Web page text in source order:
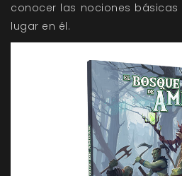
conocer las nociones
lugar en él.